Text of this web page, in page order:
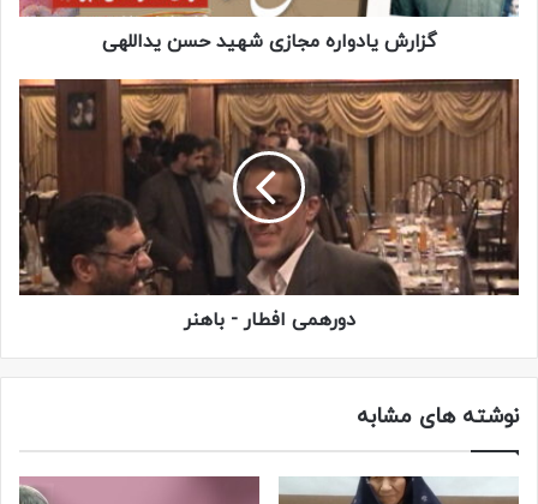
گزارش یادواره مجازی شهید حسن یداللهی
دورهمی افطار - باهنر
نوشته های مشابه